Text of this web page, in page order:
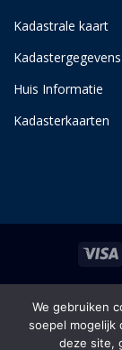
Kadastrale kaart
Huis Informatie
Kadasterkaarten
Copyright
We gebruiken
soepel mogelijk
deze site,